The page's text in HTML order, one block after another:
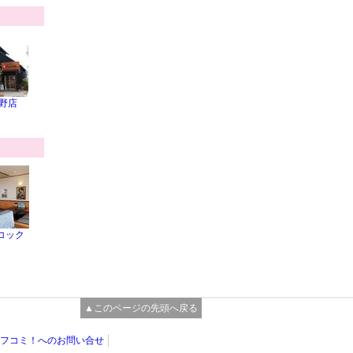
店
ック
▲このページの先頭へ戻る
コミ！へのお問い合せ